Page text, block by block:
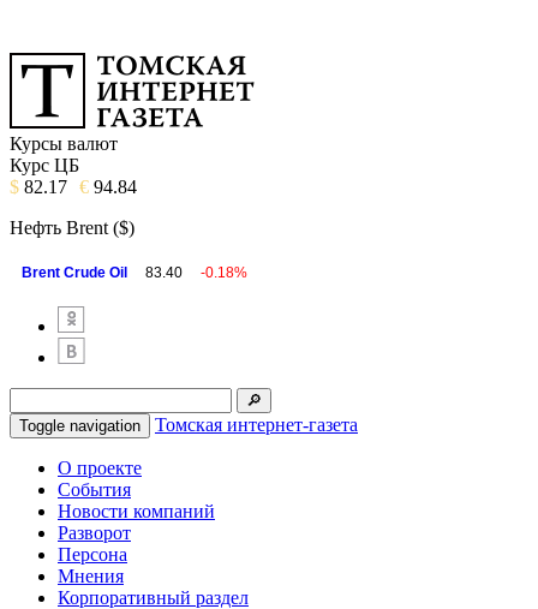
Курсы валют
Курс ЦБ
$ 82.17 € 94.84
Нефть Brent ($)
Brent Crude Oil 83.40 -0.18%
Toggle navigation Томская интернет-газета
О проекте
События
Новости компаний
Разворот
Персона
Мнения
Корпоративный раздел